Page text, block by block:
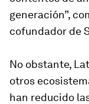
generación”,
cofundador de
No obstante,
otros
han reducido